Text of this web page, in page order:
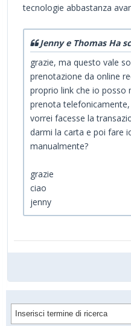
tecnologie abbastanza
Jenny e Thomas Ha
grazie, ma questo vale
prenotazione da online
proprio link che io posso
prenota
vorrei facesse la
darmi la carta e poi fare
manualmente?
grazie
ciao
jenny